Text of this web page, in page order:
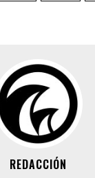
REDACCIÓN